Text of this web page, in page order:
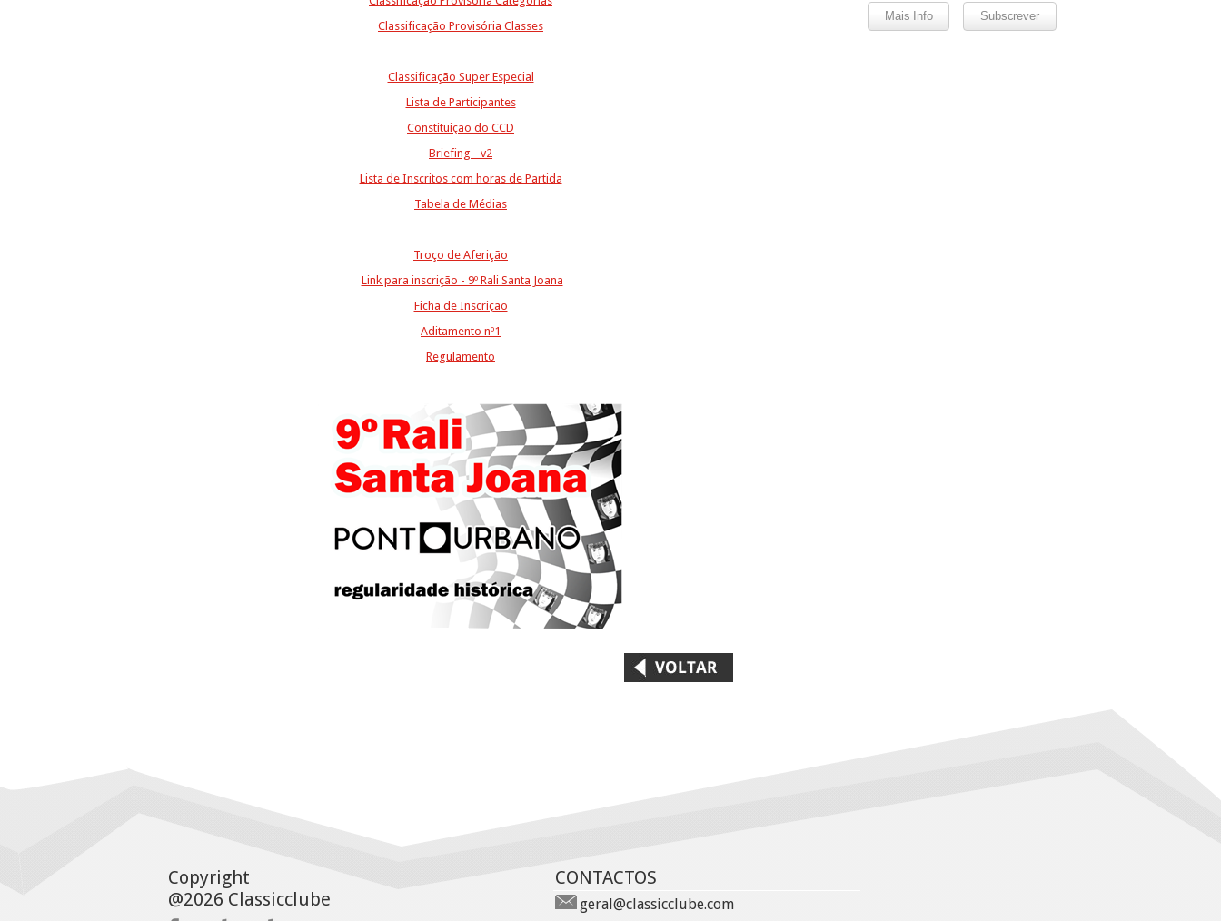
Classificação Provisória Classes
Classificação Super Especial
Lista de Participantes
Constituição do CCD
Briefing - v2
Lista de Inscritos com horas de Partida
Tabela de Médias
Troço de Aferição
Link para inscrição - 9º Rali Santa Joana
Ficha de Inscrição
Aditamento nº1
Regulamento
Copyright
@2026 Classicclube
CONTACTOS
geral@classicclube.com